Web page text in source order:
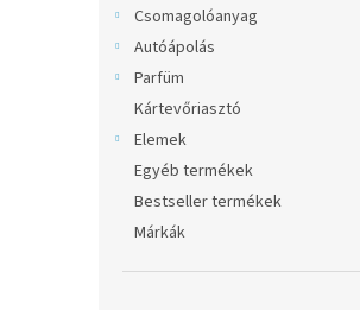
Csomagolóanyag
Autóápolás
Parfüm
Kártevőriasztó
Elemek
Egyéb termékek
Bestseller termékek
Márkák